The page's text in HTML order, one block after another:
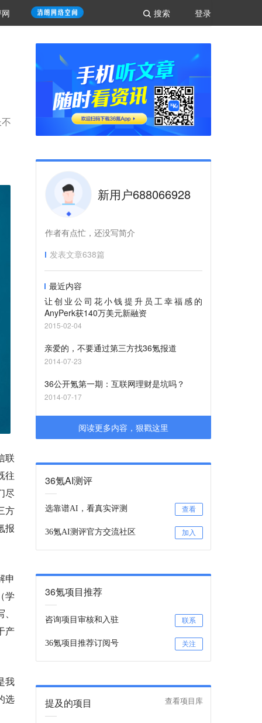
登录
搜索
联
往
尽
方
报
申
学
产
我
选
新用户688066928
作者有点忙，还没写简介
发表文章638篇
最近内容
让创业公司花小钱提升员工幸福感的
AnyPerk获140万美元新融资
2015-02-04
亲爱的，不要通过第三方找36氪报道
2014-07-23
36公开氪第一期：互联网理财是坑吗？
2014-07-17
阅读更多内容，狠戳这里
36氪AI测评
选靠谱AI，看真实评测 查看
36氪AI测评官方交流社区 加入
36氪项目推荐
咨询项目审核和入驻 联系
36氪项目推荐订阅号 关注
提及的项目 查看项目库